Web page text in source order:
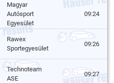
Magyar
Autósport
Egyesület
09:24
Rawex
Sportegyesület
09:26
Technoteam
ASE
09:27